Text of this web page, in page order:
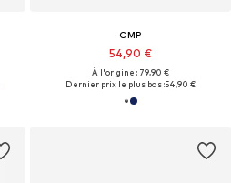
CMP
54,90 €
À l'origine : 79,90 €
Dernier prix le plus bas :54,90 €